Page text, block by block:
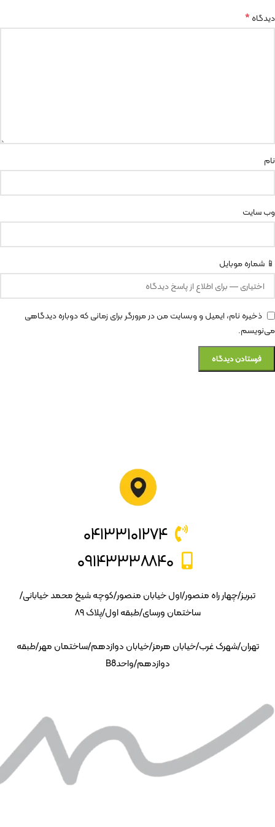
دیدگاه*
نام
وب‌ سایت
📱 شماره موبایل
ذخیره نام، ایمیل و وبسایت من در مرورگر برای زمانی که دوباره دیدگاهی
می‌نویسم.
۰۴۱۳۳۱۰۱۲۷۴
۰۹۱۴۳۳۳۸۸۴۰
تبریز/چهار راه منصور/اول خیابان منصور/کوچه شیخ محمد خیابانی/
ساختمان ورسای/طبقه اول/پلاک ۸۹
تهران/شهرک غرب/خیابان هرمز/خیابان دوازدهم/ساختمان مهر/طبقه
دوازدهم/واحدB8